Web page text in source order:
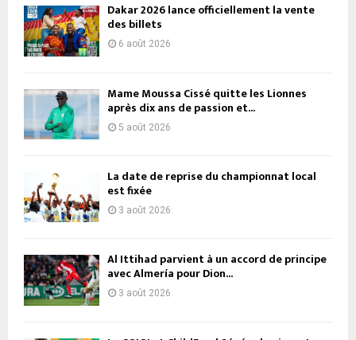
Dakar 2026 lance officiellement la vente
des billets
6 août 2026
Mame Moussa Cissé quitte les Lionnes
après dix ans de passion et...
5 août 2026
La date de reprise du championnat local
est fixée
3 août 2026
Al Ittihad parvient à un accord de principe
avec Almería pour Dion...
3 août 2026